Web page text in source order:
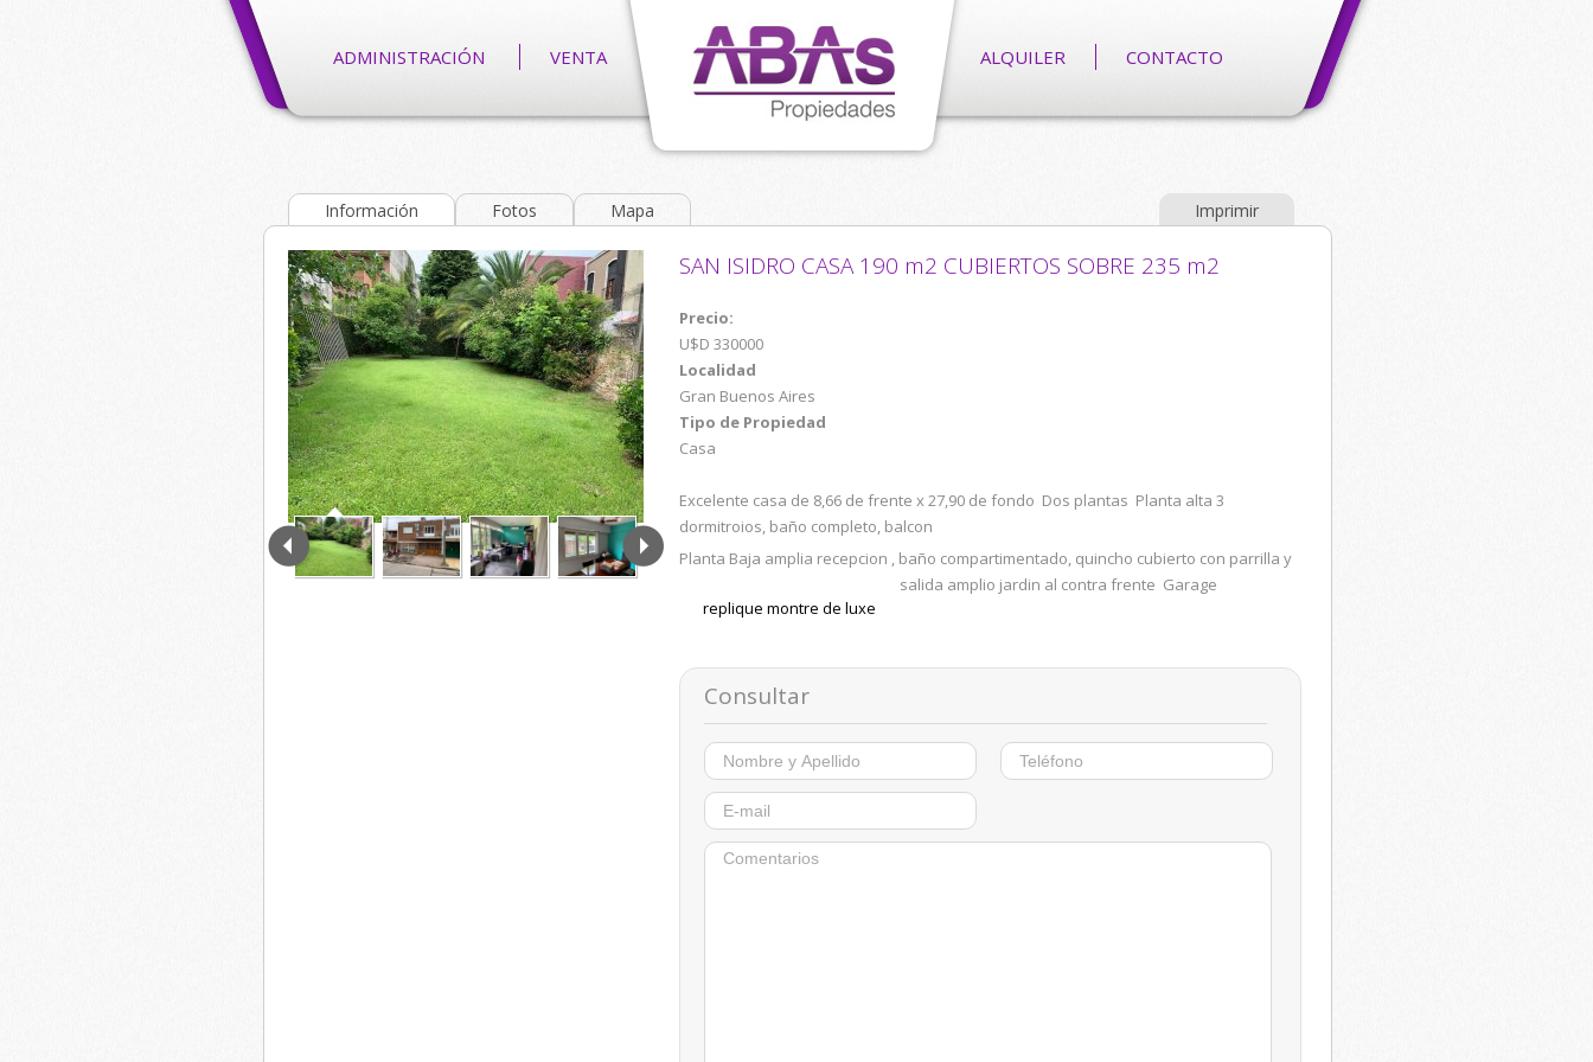
ADMINISTRACIÓN VENTA CONTACTO
ALQUILER
Información Fotos Mapa Imprimir
SAN ISIDRO CASA 190 m2 CUBIERTOS SOBRE 235 m2
Precio:
U$D 330000
Localidad
Gran Buenos Aires
Tipo de Propiedad
Casa
Excelente casa de 8,66 de frente x 27,90 de fondo Dos plantas Planta alta 3
dormitroios, baño completo, balcon
Planta Baja amplia recepcion , baño compartimentado, quincho cubierto con parrilla y
salida amplio jardin al contra frente Garage
replique montre de luxe
Consultar